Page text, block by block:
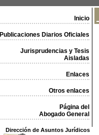
Inicio
Publicaciones Diarios Oficiales
Jurisprudencias y Tesis
Aisladas
Enlaces
Otros enlaces
Página del
Abogado General
Dirección de Asuntos Jurídicos